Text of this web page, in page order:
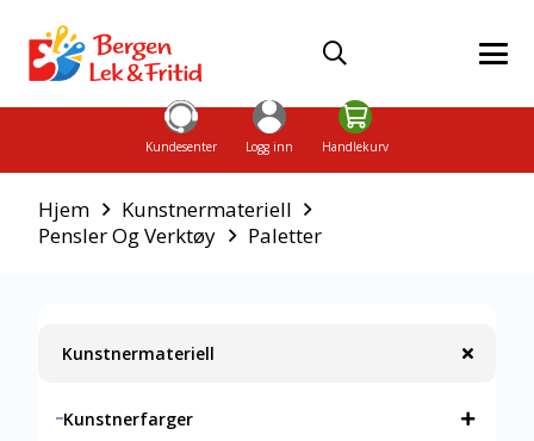
Kundesenter Logg inn Handlekurv
Hjem
Kunstnermateriell
Pensler Og Verktøy
Paletter
Kunstnermateriell
Kunstnerfarger